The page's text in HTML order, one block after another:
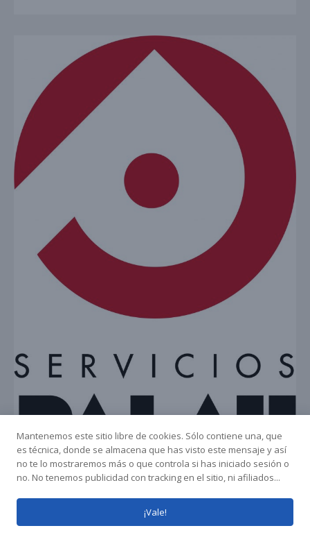
ArcoIbiza•Chicago por
Mantenemos este sitio libre de cookies. Sólo contiene una, que
es técnica, donde se almacena que has visto este mensaje y así
no te lo mostraremos más o que controla si has iniciado sesión o
no. No tenemos publicidad con tracking en el sitio, ni afiliados...
¡Vale!